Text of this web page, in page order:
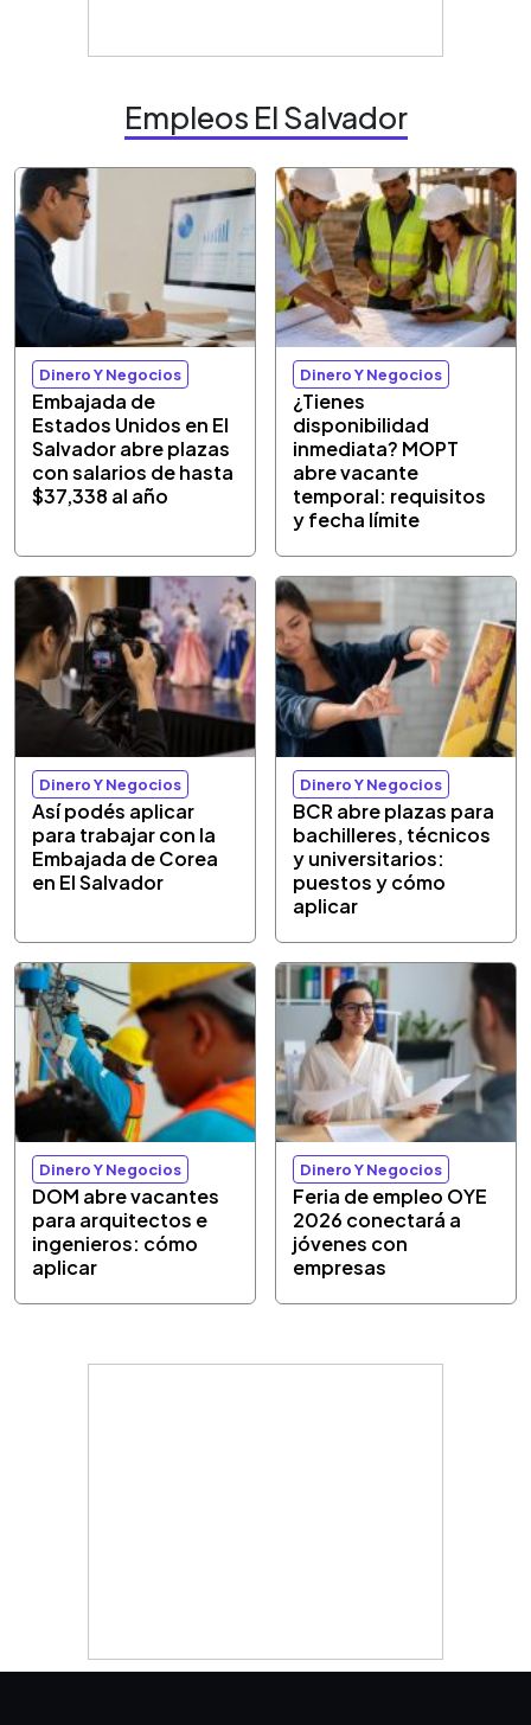
Empleos El Salvador
Dinero Y Negocios
Embajada de
Estados Unidos en El
Salvador abre plazas
con salarios de hasta
$37,338 al año
Dinero Y Negocios
¿Tienes
disponibilidad
inmediata? MOPT
abre vacante
temporal: requisitos
y fecha límite
Dinero Y Negocios
Así podés aplicar
para trabajar con la
Embajada de Corea
en El Salvador
Dinero Y Negocios
BCR abre plazas para
bachilleres, técnicos
y universitarios:
puestos y cómo
aplicar
Dinero Y Negocios
DOM abre vacantes
para arquitectos e
ingenieros: cómo
aplicar
Dinero Y Negocios
Feria de empleo OYE
2026 conectará a
jóvenes con
empresas